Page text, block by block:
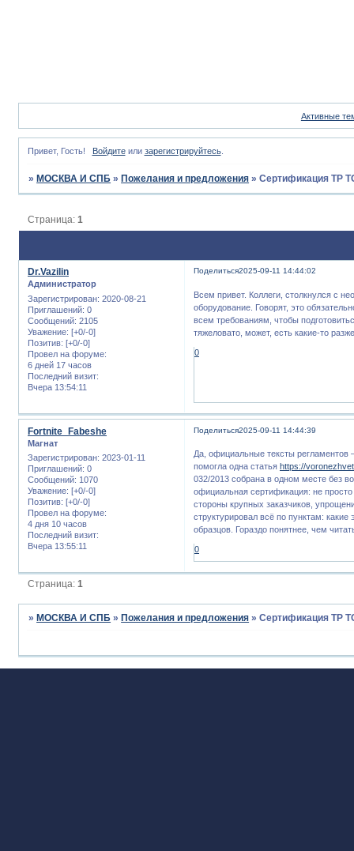
Активные
Привет, Гость! Войдитеили зарегистрируйтесь.
» МОСКВА И СПБ » Пожелания и предложения »Сертификация ТР
Страница:1
Поделиться2025-09-11 14:44:02
Dr.Vazilin
Администратор
Зарегистрирован: 2020-08-21
Приглашений: 0
Сообщений: 2105
Уважение: [+0/-0]
Позитив: [+0/-0]
Провел на форуме:
6 дней 17 часов
Последний визит:
Вчера 13:54:11
Всем привет. Коллеги, столкнулся с
оборудование. Говорят, это
всем требованиям, чтобы
тяжеловато, может, есть какие-то
0
Поделиться2025-09-11 14:44:39
Fortnite_Fabeshe
Магнат
Зарегистрирован: 2023-01-11
Приглашений: 0
Сообщений: 1070
Уважение: [+0/-0]
Позитив: [+0/-0]
Провел на форуме:
4 дня 10 часов
Последний визит:
Вчера 13:55:11
Да, официальные тексты регламентов
помогла одна статья https://
032/2013 собрана в одном месте без
официальная сертификация: не
стороны крупных заказчиков,
структурировал всё по пунктам:
образцов. Гораздо понятнее, чем
0
Страница:1
»МОСКВА И СПБ »Пожелания и предложения »Сертификация ТР